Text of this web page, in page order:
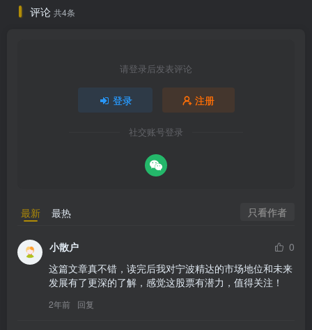
评论 共4条
请登录后发表评论
登录 注册
社交账号登录
最新 最热 只看作者
小散户
0
这篇文章真不错，读完后我对宁波精达的市场地位和未来
发展有了更深的了解，感觉这股票有潜力，值得关注！
2年前 回复